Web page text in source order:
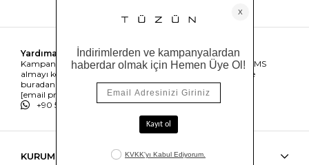
Yardıma mı ihtiyacın var?
Kampanyalar, ürünler ve değişiklikler hakkında e-mail ve SMS
almayı kendi rızamla kabul ediyorum. Gizlilik sözleşmesine
buradan ulaşabilirsin
[email protected]
+90 538 489 50 62
KURUMSAL